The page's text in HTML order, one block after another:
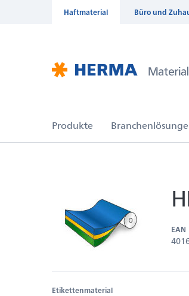
Haftmaterial Büro und
EAN
Etikettenmaterial